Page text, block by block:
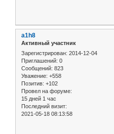
a1h8
Активный участник
Зарегистрирован: 2014-12-04
Приглашений: 0
Сообщений: 823
Уважение: +558
Позитив: +102
Провел на форуме:
15 дней 1 час
Последний визит:
2021-05-18 08:13:58